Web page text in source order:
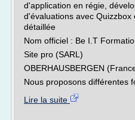
d'application en régie,
d'évaluations avec Quizzbox
détaillée
Nom officiel : Be I.T
Site pro (SARL)
OBERHAUSBERGEN
Nous proposons différentes
Lire la suite